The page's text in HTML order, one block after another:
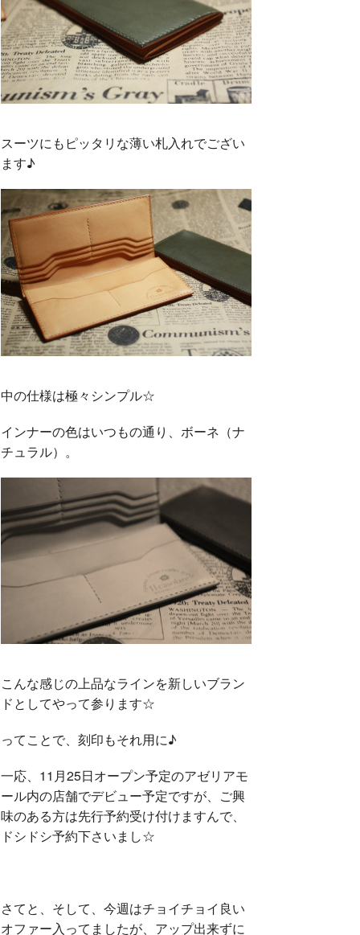
スーツにもピッタリな薄い札入れでござい
ます♪
中の仕様は極々シンプル☆
インナーの色はいつもの通り、ボーネ（ナ
チュラル）。
こんな感じの上品なラインを新しいブラン
ドとしてやって参ります☆
ってことで、刻印もそれ用に♪
一応、11月25日オープン予定のアゼリアモ
ール内の店舗でデビュー予定ですが、ご興
味のある方は先行予約受け付けますんで、
ドシドシ予約下さいまし☆
さてと、そして、今週はチョイチョイ良い
オファー入ってましたが、アップ出来ずに